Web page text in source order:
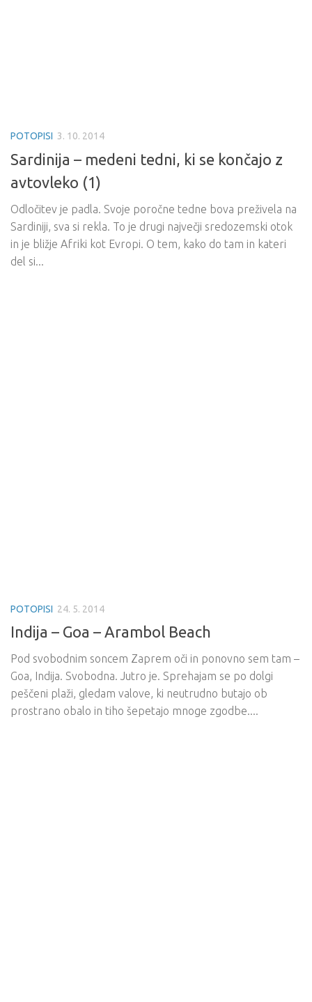
POTOPISI 3. 10. 2014
Sardinija – medeni tedni, ki se končajo z
avtovleko (1)
Odločitev je padla. Svoje poročne tedne bova preživela na
Sardiniji, sva si rekla. To je drugi največji sredozemski otok
in je bližje Afriki kot Evropi. O tem, kako do tam in kateri
del si...
POTOPISI 24. 5. 2014
Indija – Goa – Arambol Beach
Pod svobodnim soncem Zaprem oči in ponovno sem tam –
Goa, Indija. Svobodna. Jutro je. Sprehajam se po dolgi
peščeni plaži, gledam valove, ki neutrudno butajo ob
prostrano obalo in tiho šepetajo mnoge zgodbe....